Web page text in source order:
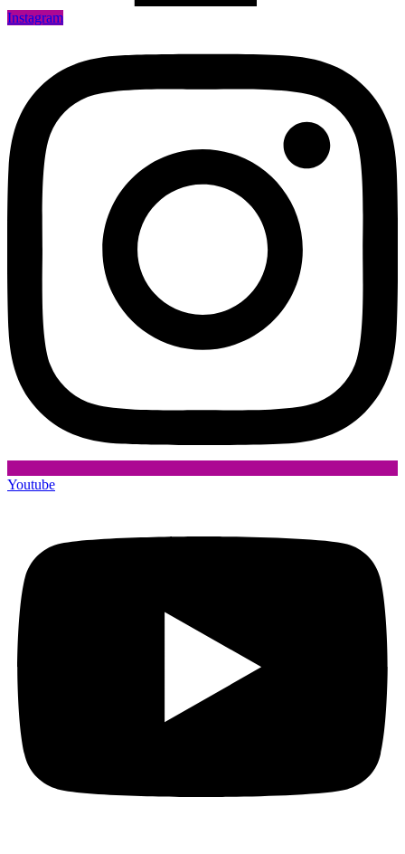
Instagram
Youtube